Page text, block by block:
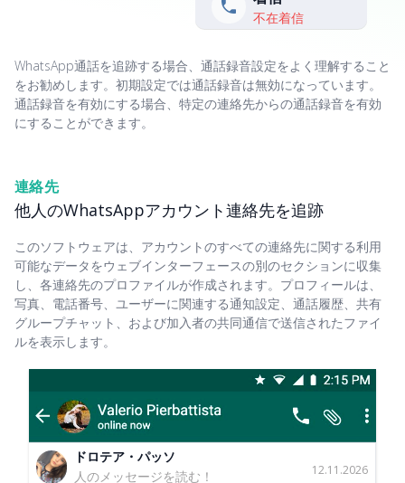
不在着信
WhatsApp通話を追跡する場合、通話録音設定をよく理解すること
をお勧めします。初期設定では通話録音は無効になっています。
通話録音を有効にする場合、特定の連絡先からの通話録音を有効
にすることができます。
連絡先
他人のWhatsAppアカウント連絡先を追跡
このソフトウェアは、アカウントのすべての連絡先に関する利用
可能なデータをウェブインターフェースの別のセクションに収集
し、各連絡先のプロファイルが作成されます。プロフィールは、
写真、電話番号、ユーザーに関連する通知設定、通話履歴、共有
グループチャット、および加入者の共同通信で送信されたファイ
ルを表示します。
ドロテア・パッソ
12.11.2026
人のメッセージを読む！